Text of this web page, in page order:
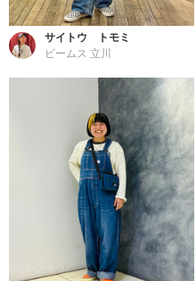
サイトウ トモミ
ビームス 立川